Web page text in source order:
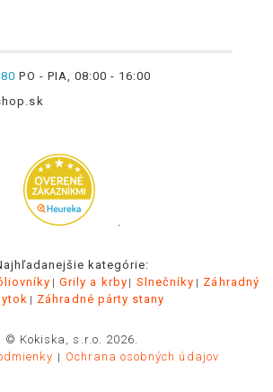
PO - PIA, 08:00 - 16:00
.
kategórie:
Grily a krby Slnečníky
Záhradný
Záhradné párty stany
© Kokiska, s.r.o. 2026.
Ochrana osobných údajov